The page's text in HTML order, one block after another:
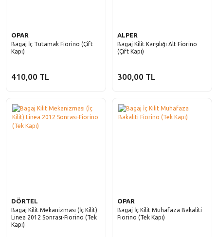
OPAR
Bagaj İç Tutamak Fiorino (Çift
Kapı)
410,00 TL
ALPER
Bagaj Kilit Karşılığı Alt Fiorino
(Çift Kapı)
300,00 TL
DÖRTEL
Bagaj Kilit Mekanizması (İç Kilit)
Linea 2012 Sonrası-Fiorino (Tek
Kapı)
OPAR
Bagaj İç Kilit Muhafaza Bakaliti
Fiorino (Tek Kapı)